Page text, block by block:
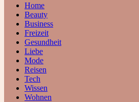
Home
Beauty
Business
Freizeit
Gesundheit
Liebe
Mode
Reisen
Tech
Wissen
Wohnen